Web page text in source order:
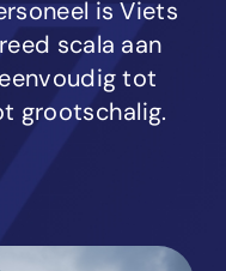
is Viets
scala aan
tot
grootschalig.